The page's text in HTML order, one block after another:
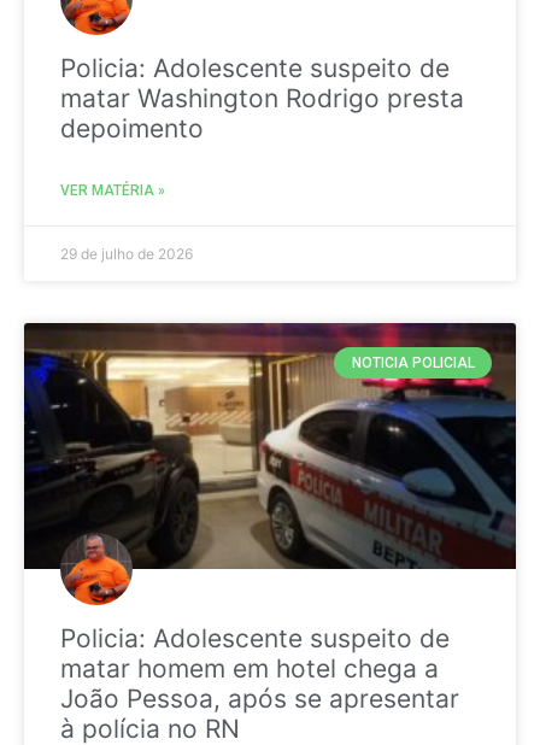
Policia: Adolescente suspeito de
matar Washington Rodrigo presta
depoimento
VER MATÉRIA »
29 de julho de 2026
NOTICIA POLICIAL
Policia: Adolescente suspeito de
matar homem em hotel chega a
João Pessoa, após se apresentar
à polícia no RN